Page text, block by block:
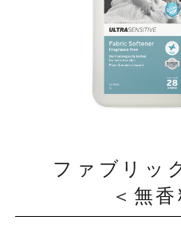
ファブリッ
＜無香